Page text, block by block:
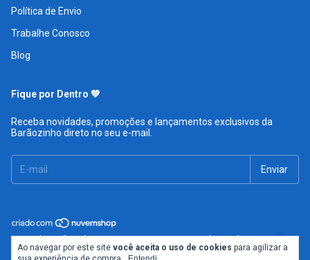
Ao navegar por este site você aceita o uso de cookies para agilizar a
Política de Envio
Trabalhe Conosco
Blog
Fique por Dentro 💙
Receba novidades, promoções e lançamentos exclusivos da
Barãozinho direto no seu e-mail.
Copyright Barãozinho - 05482860000122 - 2026. Todos os direitos
reservados.